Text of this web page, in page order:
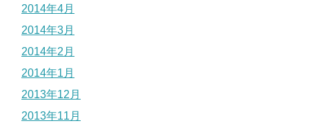
2014年4月
2014年3月
2014年2月
2014年1月
2013年12月
2013年11月